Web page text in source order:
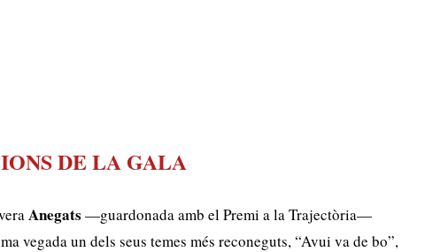
DE LA GALA
Anegats —guardonada amb el Premi a la Trajectòria—
vegada un dels seus temes més reconeguts, “Avui va de bo”,